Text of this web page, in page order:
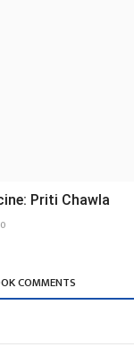
Priti Chawla
0
COMMENTS